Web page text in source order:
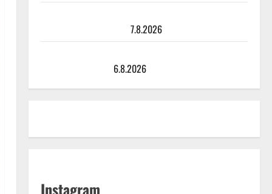
7.8.2026
6.8.2026
Instagram